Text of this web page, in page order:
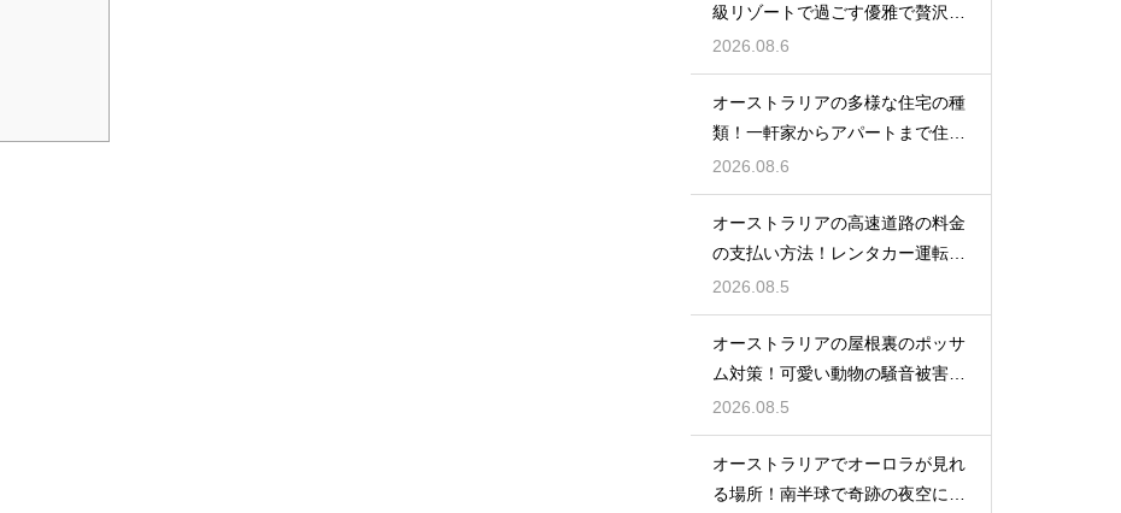
級リゾートで過ごす優雅で贅沢な
休日
2026.08.6
オーストラリアの多様な住宅の種
類！一軒家からアパートまで住ま
いの事情
2026.08.6
オーストラリアの高速道路の料金
の支払い方法！レンタカー運転の
知識
2026.08.5
オーストラリアの屋根裏のポッサ
ム対策！可愛い動物の騒音被害と
撃退
2026.08.5
オーストラリアでオーロラが見れ
る場所！南半球で奇跡の夜空に出